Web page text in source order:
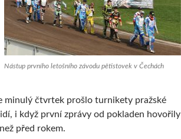
Nástup prvního letošního závodu pětistovek v Čechách
minulý čtvrtek prošlo turnikety pražské
i když první zprávy od pokladen hovořily
před rokem.